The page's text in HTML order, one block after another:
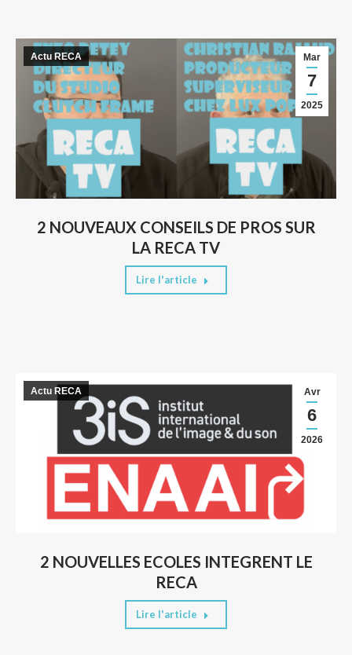
2 NOUVEAUX CONSEILS DE PROS SUR
LA RECA TV
Mar
7
2025
Actu RECA
Lire l'article
2 NOUVELLES ECOLES INTEGRENT LE
RECA
Avr
6
2026
Actu RECA
Lire l'article